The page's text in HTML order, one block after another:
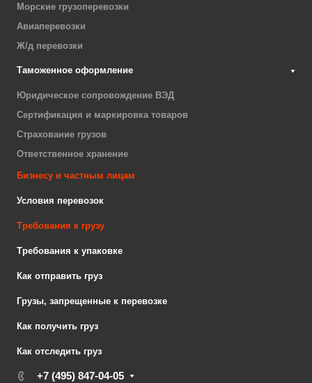
Морские грузоперевозки
Авиаперевозки
Ж/д перевозки
Таможенное оформление
Юридическое сопровождение ВЭД
Сертификация и маркировка товаров
Страхование грузов
Ответственное хранение
Бизнесу и частным лицам
Условия перевозок
Требования к грузу
Требования к упаковке
Как отправить груз
Грузы, запрещенные к перевозке
Как получить груз
Как отследить груз
+7 (495) 847-04-05